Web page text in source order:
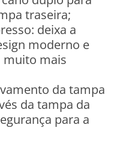
traseira;
deixa a
moderno e
muito mais
da tampa
da tampa da
para a